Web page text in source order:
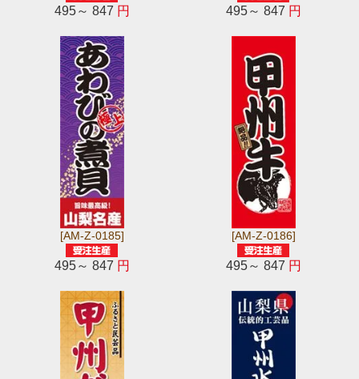
495～ 847 円 495～ 847 円
[AM-Z-0185]
495～ 847 円
[AM-Z-0186]
495～ 847 円